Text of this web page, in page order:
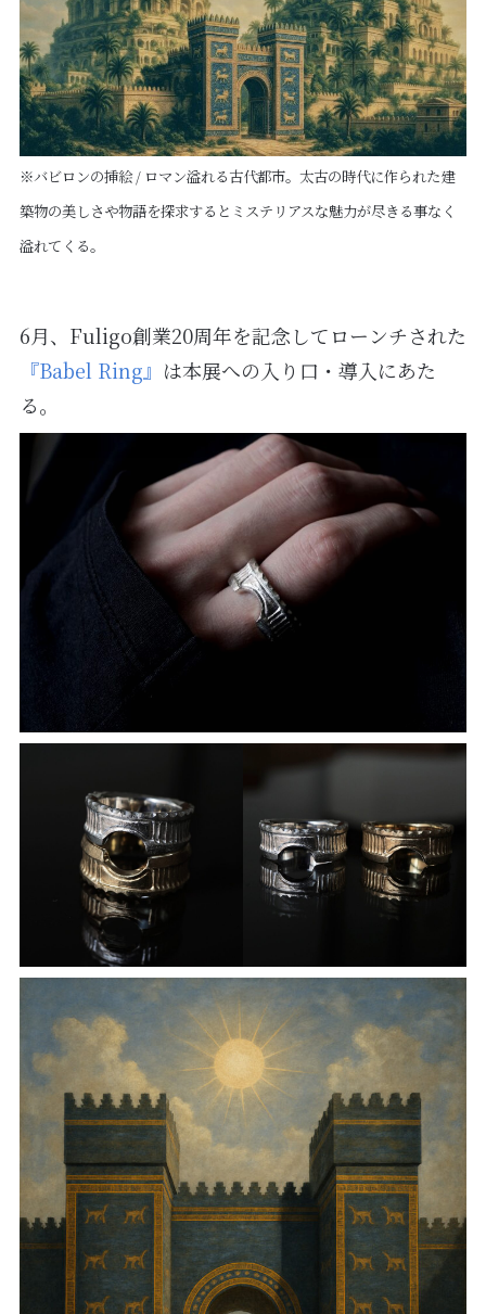
※バビロンの挿絵 / ロマン溢れる古代都市。太古の時代に作られた建
築物の美しさや物語を探求するとミステリアスな魅力が尽きる事なく
溢れてくる。
6月、Fuligo創業20周年を記念してローンチされた
『Babel Ring』 は本展への入り口・導入にあた
る。